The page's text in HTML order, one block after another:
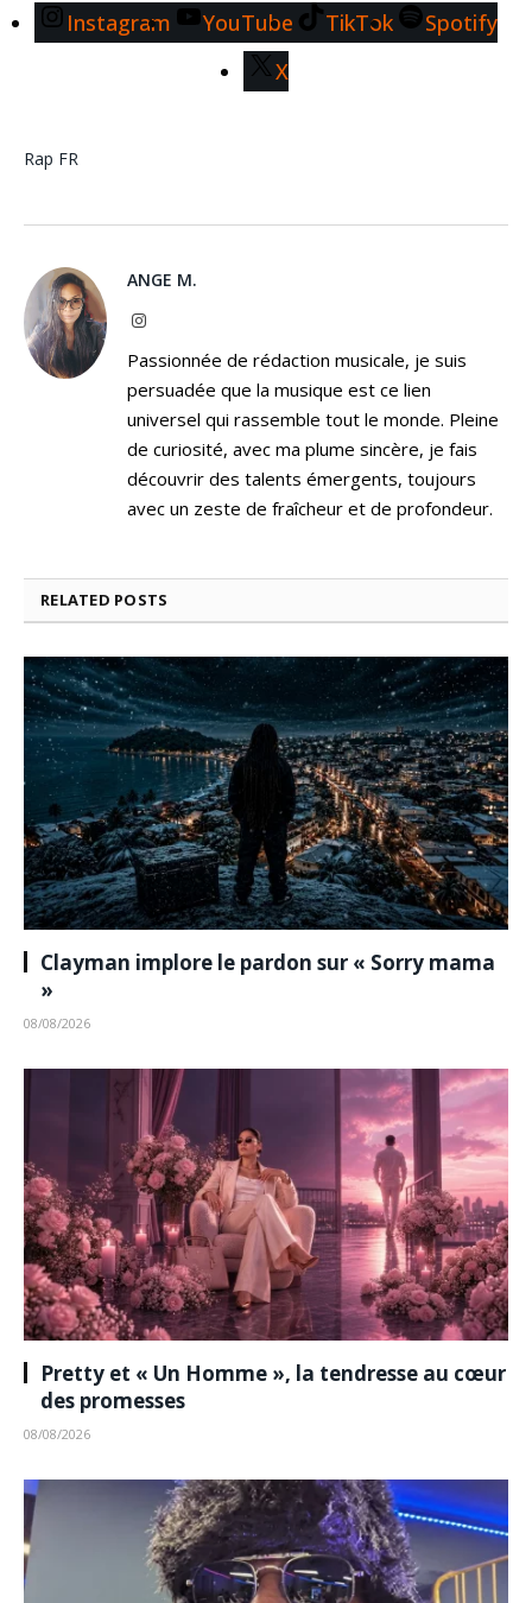
Instagram YouTube TikTok
Spotify
X
Rap FR
ANGE M.
Instagram
Passionnée de rédaction musicale, je suis
persuadée que la musique est ce lien
universel qui rassemble tout le monde. Pleine
de curiosité, avec ma plume sincère, je fais
découvrir des talents émergents, toujours
avec un zeste de fraîcheur et de profondeur.
RELATED POSTS
Clayman implore le pardon sur « Sorry mama
»
08/08/2026
Pretty et « Un Homme », la tendresse au cœur
des promesses
08/08/2026